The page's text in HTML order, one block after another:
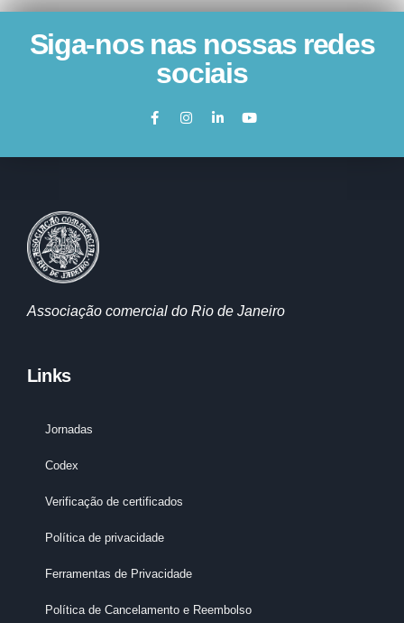
Siga-nos nas nossas redes
sociais
Associação comercial do Rio de Janeiro
Links
Jornadas
Codex
Verificação de certificados
Política de privacidade
Ferramentas de Privacidade
Política de Cancelamento e Reembolso